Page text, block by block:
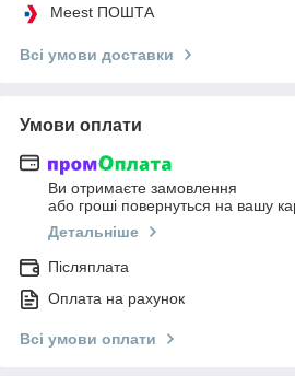
Meest ПОШТА
Всі умови доставки
Умови оплати
Ви отримаєте замовлення
або гроші повернуться на вашу
Детальніше
Післяплата
Оплата на рахунок
Всі умови оплати